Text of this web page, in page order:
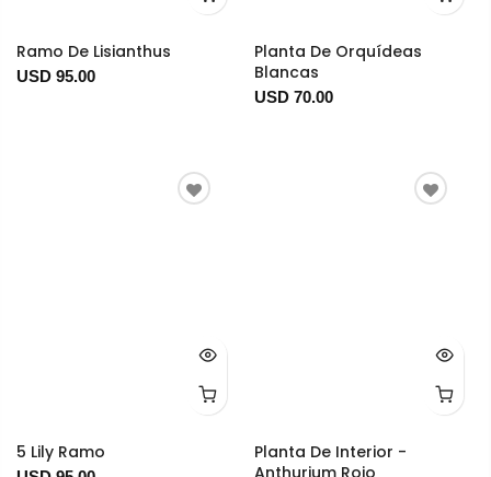
Ramo De Lisianthus
USD 95.00
Planta De Orquídeas
Blancas
USD 70.00
5 Lily Ramo
Planta De Interior -